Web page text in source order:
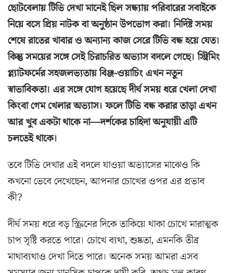
ছোটবেলায় টিভি দেখা মানেই ছিল সন্ধ্যায় পরিবারের সবাইকে
নিয়ে বসে প্রিয় নাটক বা অনুষ্ঠান উপভোগ করা। নির্দিষ্ট সময়
শেষে রাতের খাবার ও অন্যান্য কাজ সেরে টিভি বন্ধ হয়ে যেত।
কিন্তু সময়ের সঙ্গে সেই চিরাচরিত অভ্যাস বদলে গেছে। স্ট্রিমিং
প্ল্যাটফর্মের সহজলভ্যতায় বিঞ্জ-ওয়াচিং এখন নতুন
স্বাভাবিকতা। এর সঙ্গে যোগ হয়েছে দীর্ঘ সময় ধরে খেলা দেখা
কিংবা গেম খেলার অভ্যাস। ফলে টিভি বন্ধ করার তাড়া এখন
আর খুব একটা থাকে না—দর্শকের চাহিদা অনুযায়ী এটি
চলতেই থাকে।
তবে টিভি দেখার এই বদলে যাওয়া অভ্যাসের মাঝেও কি
কখনো ভেবে দেখেছেন, আপনার চোখের ওপর এর প্রভাব
কী?
দীর্ঘ সময় ধরে বড় স্ক্রিনের দিকে তাকিয়ে থাকা চোখে মারাত্মক
চাপ সৃষ্টি করতে পারে। চোখে ব্যথা, শুষ্কতা, এমনকি তীব্র
মাথাব্যথাও দেখা দিতে পারে। অনেক সময় আমরা এসব